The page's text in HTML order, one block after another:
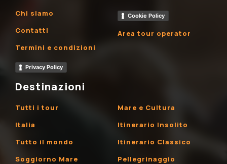
Chi siamo
Contatti
Termini e condizioni
Privacy Policy
Cookie Policy
Area tour operator
Destinazioni
Tutti i tour
Italia
Tutto il mondo
Soggiorno Mare
Mare e Cultura
Itinerario Insolito
Itinerario Classico
Pellegrinaggio